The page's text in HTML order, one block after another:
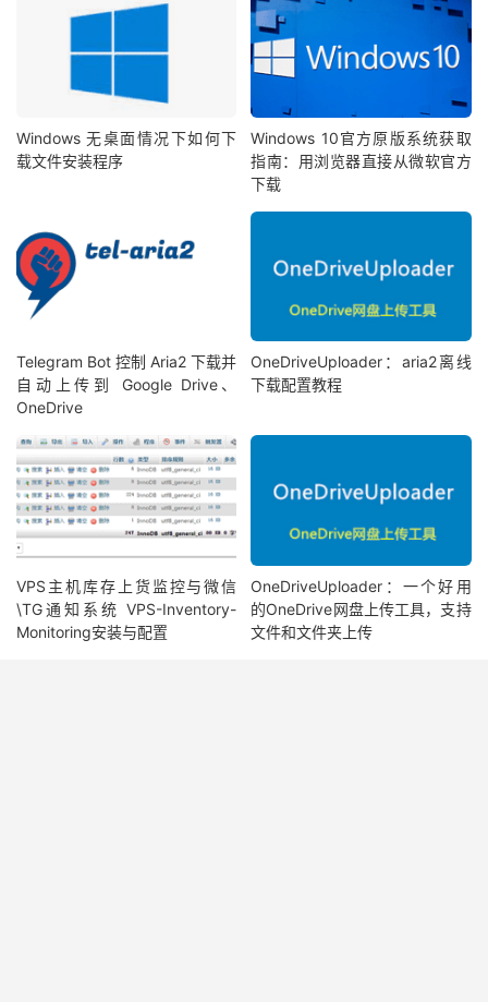
Windows 无桌面情况下如何下
载文件安装程序
Windows 10官方原版系统获取
指南：用浏览器直接从微软官方
下载
Telegram Bot 控制 Aria2 下载并
自动上传到 Google Drive、
OneDrive
OneDriveUploader：aria2离线
下载配置教程
VPS主机库存上货监控与微信
\TG通知系统 VPS-Inventory-
Monitoring安装与配置
OneDriveUploader：一个好用
的OneDrive网盘上传工具，支持
文件和文件夹上传